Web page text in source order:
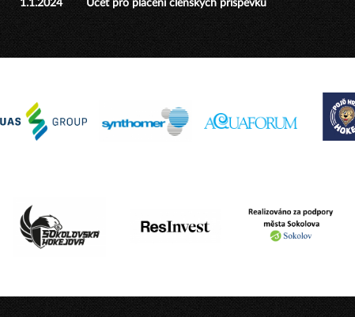
1.1.2024 Účet pro placení členských příspěvků